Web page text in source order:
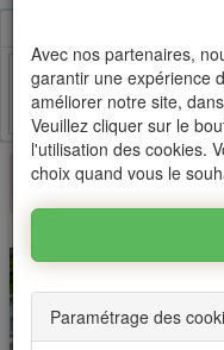
Avec nos partenaires,
garantir une expérience
améliorer notre site,
Veuillez cliquer sur le
l'utilisation des cookies.
choix quand vous le
Paramétrage des
Facebook
This property is no